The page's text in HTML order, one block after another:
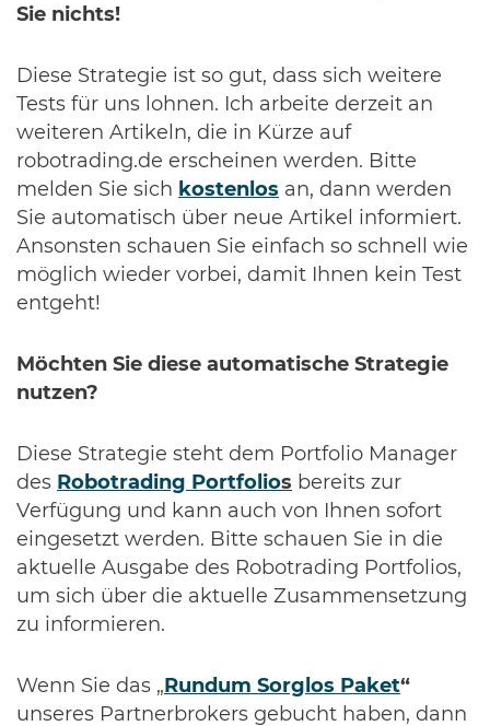
Sie nichts!
Diese Strategie ist so gut, dass sich weitere
Tests für uns lohnen. Ich arbeite derzeit an
weiteren Artikeln, die in Kürze auf
robotrading.de erscheinen werden. Bitte
melden Sie sich kostenlos an, dann werden
Sie automatisch über neue Artikel informiert.
Ansonsten schauen Sie einfach so schnell wie
möglich wieder vorbei, damit Ihnen kein Test
entgeht!
Möchten Sie diese automatische Strategie
nutzen?
Diese Strategie steht dem Portfolio Manager
des Robotrading Portfolios bereits zur
Verfügung und kann auch von Ihnen sofort
eingesetzt werden. Bitte schauen Sie in die
aktuelle Ausgabe des Robotrading Portfolios,
um sich über die aktuelle Zusammensetzung
zu informieren.
Wenn Sie das „ Rundum Sorglos Paket“
unseres Partnerbrokers gebucht haben, dann